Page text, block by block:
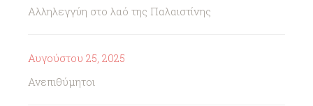
Αλληλεγγύη στο λαό της Παλαιστίνης
Αυγούστου 25, 2025
Ανεπιθύμητοι